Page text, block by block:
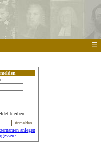
☰
bleiben.
anlegen